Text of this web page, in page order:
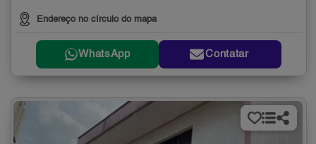
Endereço no círculo do mapa
WhatsApp Contatar